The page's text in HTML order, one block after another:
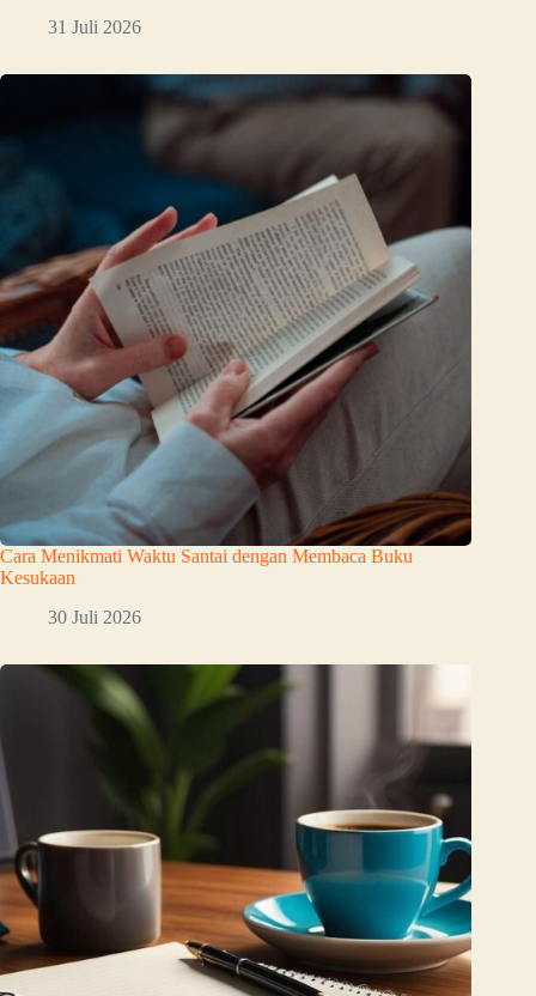
31 Juli 2026
Cara Menikmati Waktu Santai dengan Membaca Buku
Kesukaan
30 Juli 2026